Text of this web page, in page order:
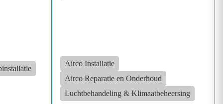
Airco Installatie
Airco Reparatie en Onderhoud
Luchtbehandeling & Klimaatbeheersing